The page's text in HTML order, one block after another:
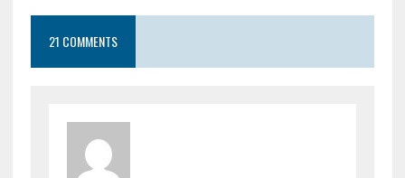
21 COMMENTS